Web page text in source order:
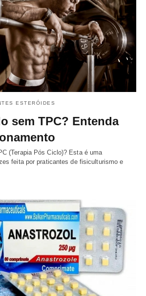
ESTERÓIDES
sem TPC? Entenda
(Terapia Pós Ciclo)? Esta é uma
feita por praticantes de fisiculturismo e